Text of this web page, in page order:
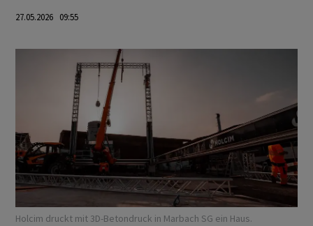
27.05.2026 09:55
Holcim druckt mit 3D-Betondruck in Marbach SG ein Haus.